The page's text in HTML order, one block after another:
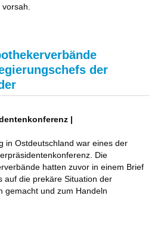
der
|
in Ostdeutschland war eines der
Die
hatten zuvor in einem Brief
auf die prekäre Situation der
gemacht und zum Handeln